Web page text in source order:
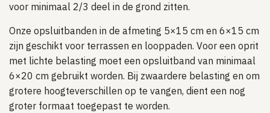
voor minimaal 2/3 deel in de grond zitten.
Onze opsluitbanden in de afmeting 5×15 cm en 6×15 cm
zijn geschikt voor terrassen en looppaden. Voor een oprit
met lichte belasting moet een opsluitband van minimaal
6×20 cm gebruikt worden. Bij zwaardere belasting en om
grotere hoogteverschillen op te vangen, dient een nog
groter formaat toegepast te worden.